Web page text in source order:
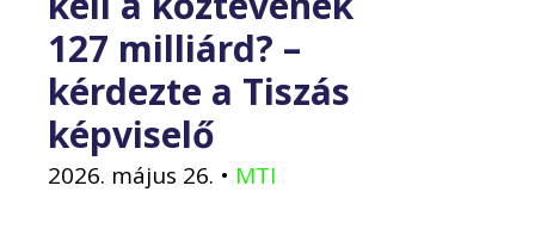
127 milliárd? –
kérdezte a Tiszás
képviselő
2026. május 26. • MTI